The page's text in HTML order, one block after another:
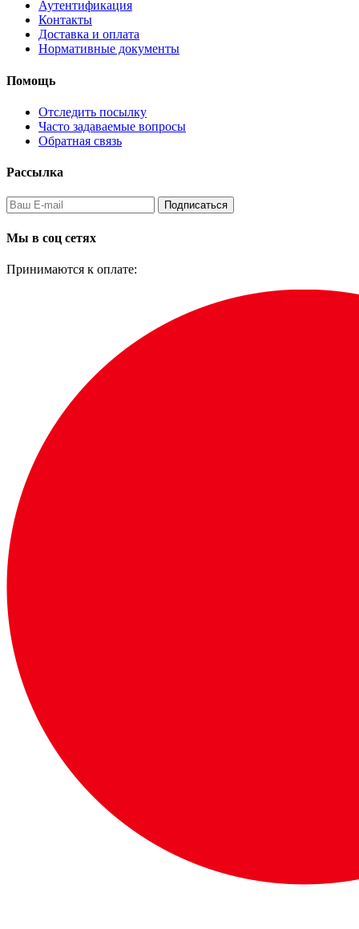
Аутентификация
Контакты
Доставка и оплата
Нормативные документы
Помощь
Отследить посылку
Часто задаваемые вопросы
Обратная связь
Рассылка
Подписаться
Мы в соц сетях
Принимаются к оплате: